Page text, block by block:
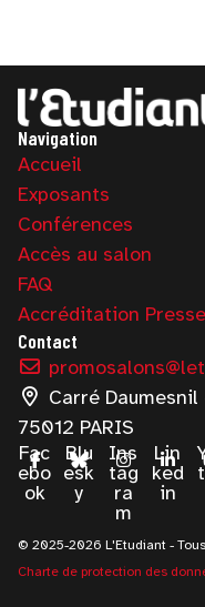
Navigation
Accueil
Exposants
Conférences
Accès au salon
FAQ
Accréditation Presse
Contact
Carré
75012 PARIS
Fac
ebo
ok
Blu
esk
y
Ins
tag
ra
m
Lin
ked
in
© 2025-2026 L'Etudiant -
Charte de protection des